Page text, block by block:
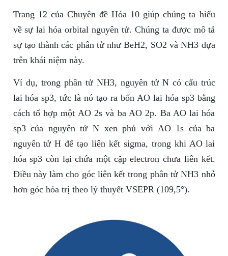
Trang 12 của Chuyên đề Hóa 10 giúp chúng ta hiểu
về sự lai hóa orbital nguyên tử. Chúng ta được mô tả
sự tạo thành các phân tử như BeH2, SO2 và NH3 dựa
trên khái niệm này.
Ví dụ, trong phân tử NH3, nguyên tử N có cấu trúc
lai hóa sp3, tức là nó tạo ra bốn AO lai hóa sp3 bằng
cách tổ hợp một AO 2s và ba AO 2p. Ba AO lai hóa
sp3 của nguyên tử N xen phủ với AO 1s của ba
nguyên tử H để tạo liên kết sigma, trong khi AO lai
hóa sp3 còn lại chứa một cặp electron chưa liên kết.
Điều này làm cho góc liên kết trong phân tử NH3 nhỏ
hơn góc hóa trị theo lý thuyết VSEPR (109,5°).